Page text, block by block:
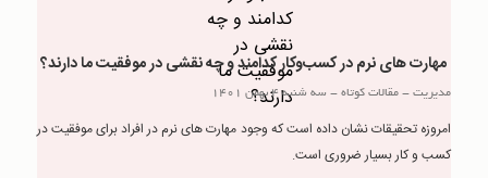
مهارت های نرم در کسب‌وکار کدامند و چه نقشی در موفقیت ما دارند؟
مدیریت-مقالات کوتاه- سه شنبه 4 بهمن 1401
امروزه تحقیقات نشان داده است که وجود مهارت های نرم در افراد برای موفقیت در
کسب و کار بسیار ضروری است.